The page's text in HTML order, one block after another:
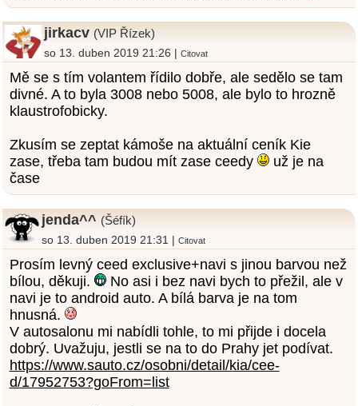
jirkacv (VIP Řízek)
so 13. duben 2019 21:26 |Citovat
Mě se s tím volantem řídilo dobře, ale sedělo se tam
divné. A to byla 3008 nebo 5008, ale bylo to hrozně
klaustrofobicky.
Zkusím se zeptat kámoše na aktuální ceník Kie
zase, třeba tam budou mít zase ceedy
už je na
čase
jenda^^ (Šéfík)
so 13. duben 2019 21:31 |Citovat
Prosím levný ceed exclusive+navi s jinou barvou než
bílou, děkuji.
No asi i bez navi bych to přežil, ale v
navi je to android auto. A bílá barva je na tom
hnusná.
V autosalonu mi nabídli tohle, to mi přijde i docela
dobrý. Uvažuju, jestli se na to do Prahy jet podívat.
https://www.sauto.cz/osobni/detail/kia/cee-
d/17952753?goFrom=list